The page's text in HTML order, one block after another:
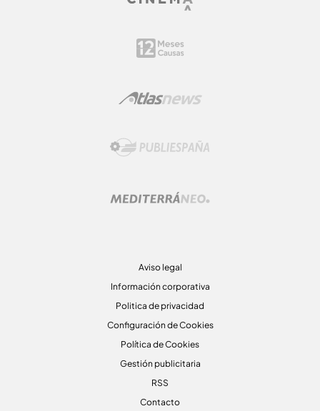
Aviso legal
Información corporativa
Politica de privacidad
Configuración de Cookies
Política de Cookies
Gestión publicitaria
RSS
Contacto